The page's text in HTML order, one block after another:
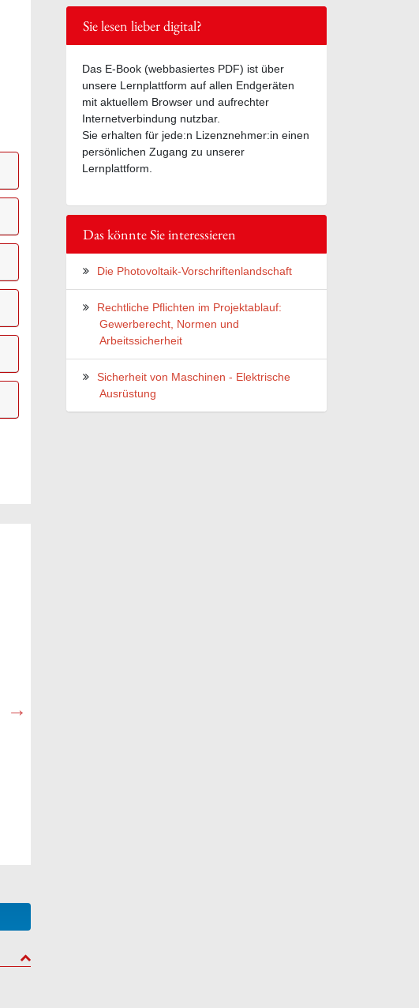
to top
Sie lesen lieber digital?
Das E-Book (webbasiertes PDF) ist über
unsere Lernplattform auf allen Endgeräten
mit aktuellem Browser und aufrechter
Internetverbindung nutzbar.
Sie erhalten für jede:n Lizenznehmer:in einen
persönlichen Zugang zu unserer
Lernplattform.
Das könnte Sie interessieren
Die Photovoltaik-Vorschriftenlandschaft
Rechtliche Pflichten im Projektablauf:
Gewerberecht, Normen und
Arbeitssicherheit
Sicherheit von Maschinen - Elektrische
Ausrüstung